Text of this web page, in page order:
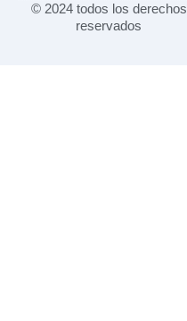
© 2024 todos los derechos
reservados